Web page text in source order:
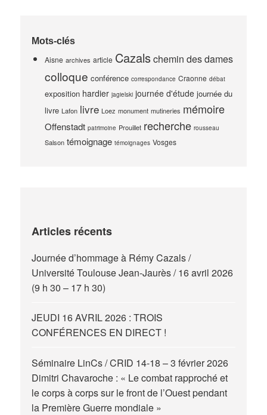
Mots-clés
Aisne archives article Cazals chemin des dames
colloque conférence correspondance Craonne débat
exposition hardier jagielski journée d'étude journée du
livre Lafon livre Loez monument mutineries mémoire
Offenstadt patrimoine Prouillet recherche rousseau
Salson témoignage témoignages Vosges
Articles récents
Journée d’hommage à Rémy Cazals /
Université Toulouse Jean-Jaurès / 16 avril 2026
(9 h 30 – 17 h 30)
JEUDI 16 AVRIL 2026 : TROIS
CONFÉRENCES EN DIRECT !
Séminaire LinCs / CRID 14-18 – 3 février 2026
Dimitri Chavaroche : « Le combat rapproché et
le corps à corps sur le front de l’Ouest pendant
la Première Guerre mondiale »